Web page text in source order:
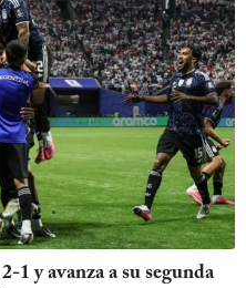
1 y avanza a su segunda